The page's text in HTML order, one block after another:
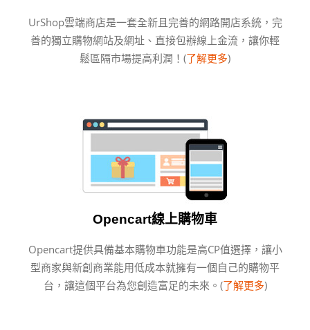
UrShop雲端商店是一套全新且完善的網路開店系統，完
善的獨立購物網站及網址、直接包辦線上金流，讓你輕
鬆區隔市場提高利潤！(了解更多)
Opencart線上購物車
Opencart提供具備基本購物車功能是高CP值選擇，讓小
型商家與新創商業能用低成本就擁有一個自己的購物平
台，讓這個平台為您創造富足的未來。(了解更多)